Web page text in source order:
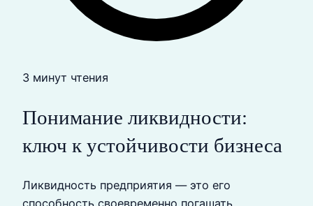
3 минут чтения
Понимание ликвидности:
ключ к устойчивости бизнеса
Ликвидность предприятия — это его